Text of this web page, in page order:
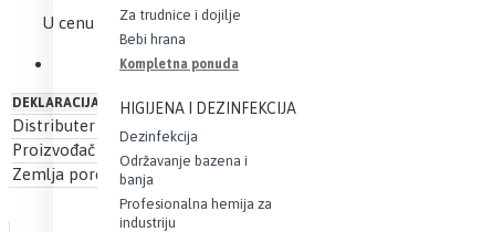
Za trudnice i dojilje
Bebi hrana
Kompletna ponuda
HIGIJENA I DEZINFEKCIJA
Dezinfekcija
Održavanje bazena i
banja
Profesionalna hemija za
industriju
U cenu je uračunat iznos PDV-a
DEKLARACIJA
Distributer
Proizvođač
Hemofarm AD Vršac
Zemlja porekla Srbija